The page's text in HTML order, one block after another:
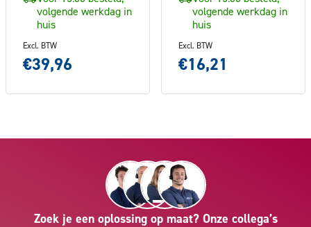
volgende werkdag in
huis
Excl. BTW
€39,96
volgende werkdag in
huis
Excl. BTW
€16,21
Zoek je een oplossing op maat? Onze collega’s